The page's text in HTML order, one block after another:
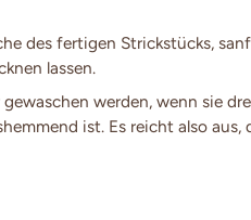
des fertigen Strickstücks,
lassen.
werden, wenn sie
ist. Es reicht also aus,